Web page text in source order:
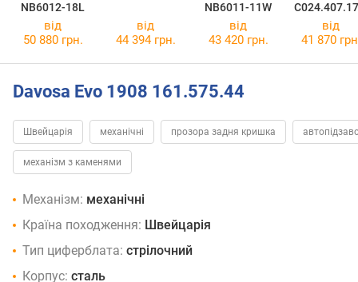
NB6012-18L
NB6011-11W
21.00
від
50 880 грн.
від
44 394 грн.
від
43 420 грн.
від
41 870
Davosa Evo 1908 161.575.44
Швейцарія механічні прозора задня кришка
механізм з каменями
Механізм: механічні
Країна походження: Швейцарія
Тип циферблата: стрілочний
Корпус: сталь